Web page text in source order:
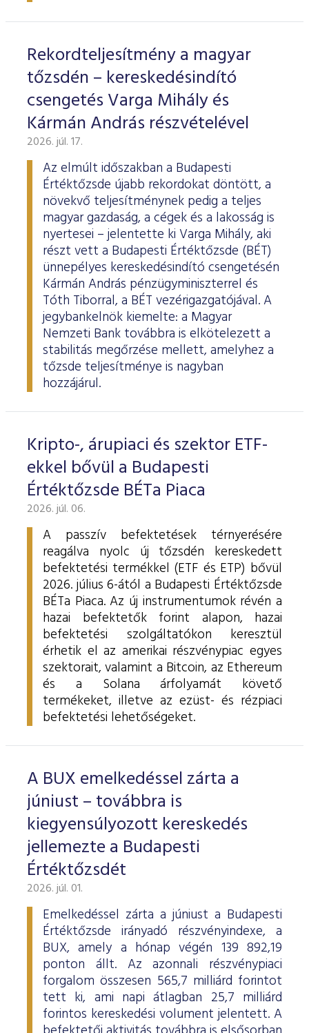
Rekordteljesítmény a magyar
tőzsdén – kereskedésindító
csengetés Varga Mihály és
Kármán András részvételével
2026. júl. 17.
Az elmúlt időszakban a Budapesti
Értéktőzsde újabb rekordokat döntött, a
növekvő teljesítménynek pedig a teljes
magyar gazdaság, a cégek és a lakosság is
nyertesei – jelentette ki Varga Mihály, aki
részt vett a Budapesti Értéktőzsde (BÉT)
ünnepélyes kereskedésindító csengetésén
Kármán András pénzügyminiszterrel és
Tóth Tiborral, a BÉT vezérigazgatójával. A
jegybankelnök kiemelte: a Magyar
Nemzeti Bank továbbra is elkötelezett a
stabilitás megőrzése mellett, amelyhez a
tőzsde teljesítménye is nagyban
hozzájárul.
Kripto-, árupiaci és szektor ETF-
ekkel bővül a Budapesti
Értéktőzsde BÉTa Piaca
2026. júl. 06.
A passzív befektetések térnyerésére
reagálva nyolc új tőzsdén kereskedett
befektetési termékkel (ETF és ETP) bővül
2026. július 6-ától a Budapesti Értéktőzsde
BÉTa Piaca. Az új instrumentumok révén a
hazai befektetők forint alapon, hazai
befektetési szolgáltatókon keresztül
érhetik el az amerikai részvénypiac egyes
szektorait, valamint a Bitcoin, az Ethereum
és a Solana árfolyamát követő
termékeket, illetve az ezüst- és rézpiaci
befektetési lehetőségeket.
A BUX emelkedéssel zárta a
júniust – továbbra is
kiegyensúlyozott kereskedés
jellemezte a Budapesti
Értéktőzsdét
2026. júl. 01.
Emelkedéssel zárta a júniust a Budapesti
Értéktőzsde irányadó részvényindexe, a
BUX, amely a hónap végén 139 892,19
ponton állt. Az azonnali részvénypiaci
forgalom összesen 565,7 milliárd forintot
tett ki, ami napi átlagban 25,7 milliárd
forintos kereskedési volument jelentett. A